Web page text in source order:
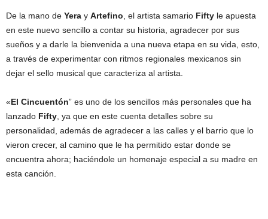
De la mano de Yera y Artefino , el artista samario Fifty le apuesta
en este nuevo sencillo a contar su historia, agradecer por sus
sueños y a darle la bienvenida a una nueva etapa en su vida, esto,
a través de experimentar con ritmos regionales mexicanos sin
dejar el sello musical que caracteriza al artista.
«El Cincuentón” es uno de los sencillos más personales que ha
lanzado Fifty , ya que en este cuenta detalles sobre su
personalidad, además de agradecer a las calles y el barrio que lo
vieron crecer, al camino que le ha permitido estar donde se
encuentra ahora; haciéndole un homenaje especial a su madre en
esta canción.